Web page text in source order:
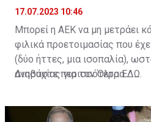
17.07.2023 10:46
Μπορεί η ΑΕΚ να μη μετράει
φιλικά προετοιμασίας που
(δύο ήττες, μια ισοπαλία),
ανησυχίας για τον Όλτρα.
Διαβάστε περισσότεραΕΔΩ.